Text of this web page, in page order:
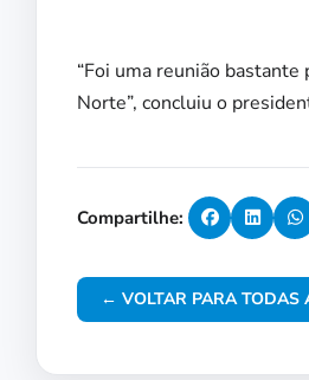
“Foi uma reunião
Norte”, concluiu o
Compartilhe:
← VOLTAR PARA TODAS